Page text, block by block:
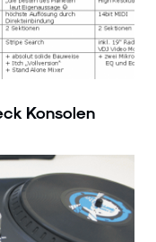
Konsolen